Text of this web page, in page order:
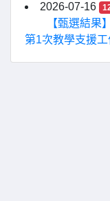
2026-07-16
【甄選結果
第1次教學支援工